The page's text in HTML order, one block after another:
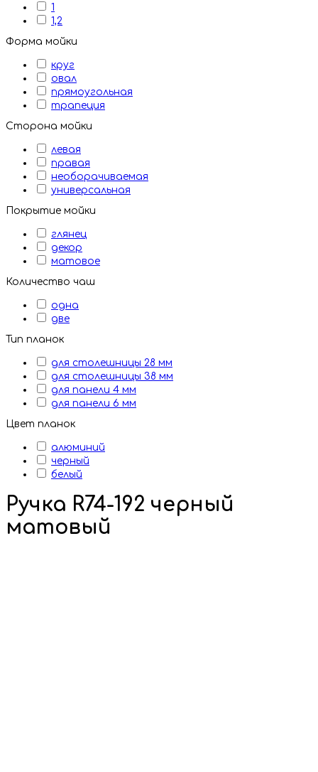
1
1,2
Форма мойки
круг
овал
прямоугольная
трапеция
Сторона мойки
левая
правая
необорачиваемая
универсальная
Покрытие мойки
глянец
декор
матовое
Количество чаш
одна
две
Тип планок
для столешницы 28 мм
для столешницы 38 мм
для панели 4 мм
для панели 6 мм
Цвет планок
алюминий
черный
белый
Ручка R74-192 черный
матовый